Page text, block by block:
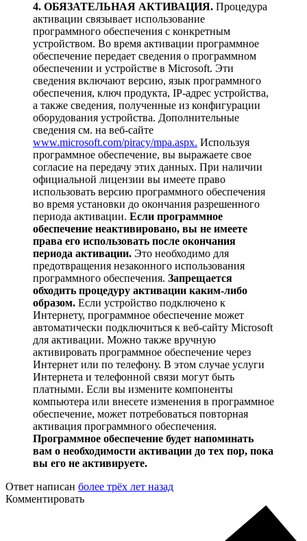
4. ОБЯЗАТЕЛЬНАЯ АКТИВАЦИЯ. Процедура
активации связывает использование
программного обеспечения с конкретным
устройством. Во время активации программное
обеспечение передает сведения о программном
обеспечении и устройстве в Microsoft. Эти
сведения включают версию, язык программного
обеспечения, ключ продукта, IP-адрес устройства,
а также сведения, полученные из конфигурации
оборудования устройства. Дополнительные
сведения см. на веб-сайте
www.microsoft.com/piracy/mpa.aspx. Используя
программное обеспечение, вы выражаете свое
согласие на передачу этих данных. При наличии
официальной лицензии вы имеете право
использовать версию программного обеспечения
во время установки до окончания разрешенного
периода активации. Если программное
обеспечение неактивировано, вы не имеете
права его использовать после окончания
периода активации. Это необходимо для
предотвращения незаконного использования
программного обеспечения. Запрещается
обходить процедуру активации каким-либо
образом. Если устройство подключено к
Интернету, программное обеспечение может
автоматически подключиться к веб-сайту Microsoft
для активации. Можно также вручную
активировать программное обеспечение через
Интернет или по телефону. В этом случае услуги
Интернета и телефонной связи могут быть
платными. Если вы измените компоненты
компьютера или внесете изменения в программное
обеспечение, может потребоваться повторная
активация программного обеспечения.
Программное обеспечение будет напоминать
вам о необходимости активации до тех пор, пока
вы его не активируете.
Ответ написан более трёх лет назад
Комментировать